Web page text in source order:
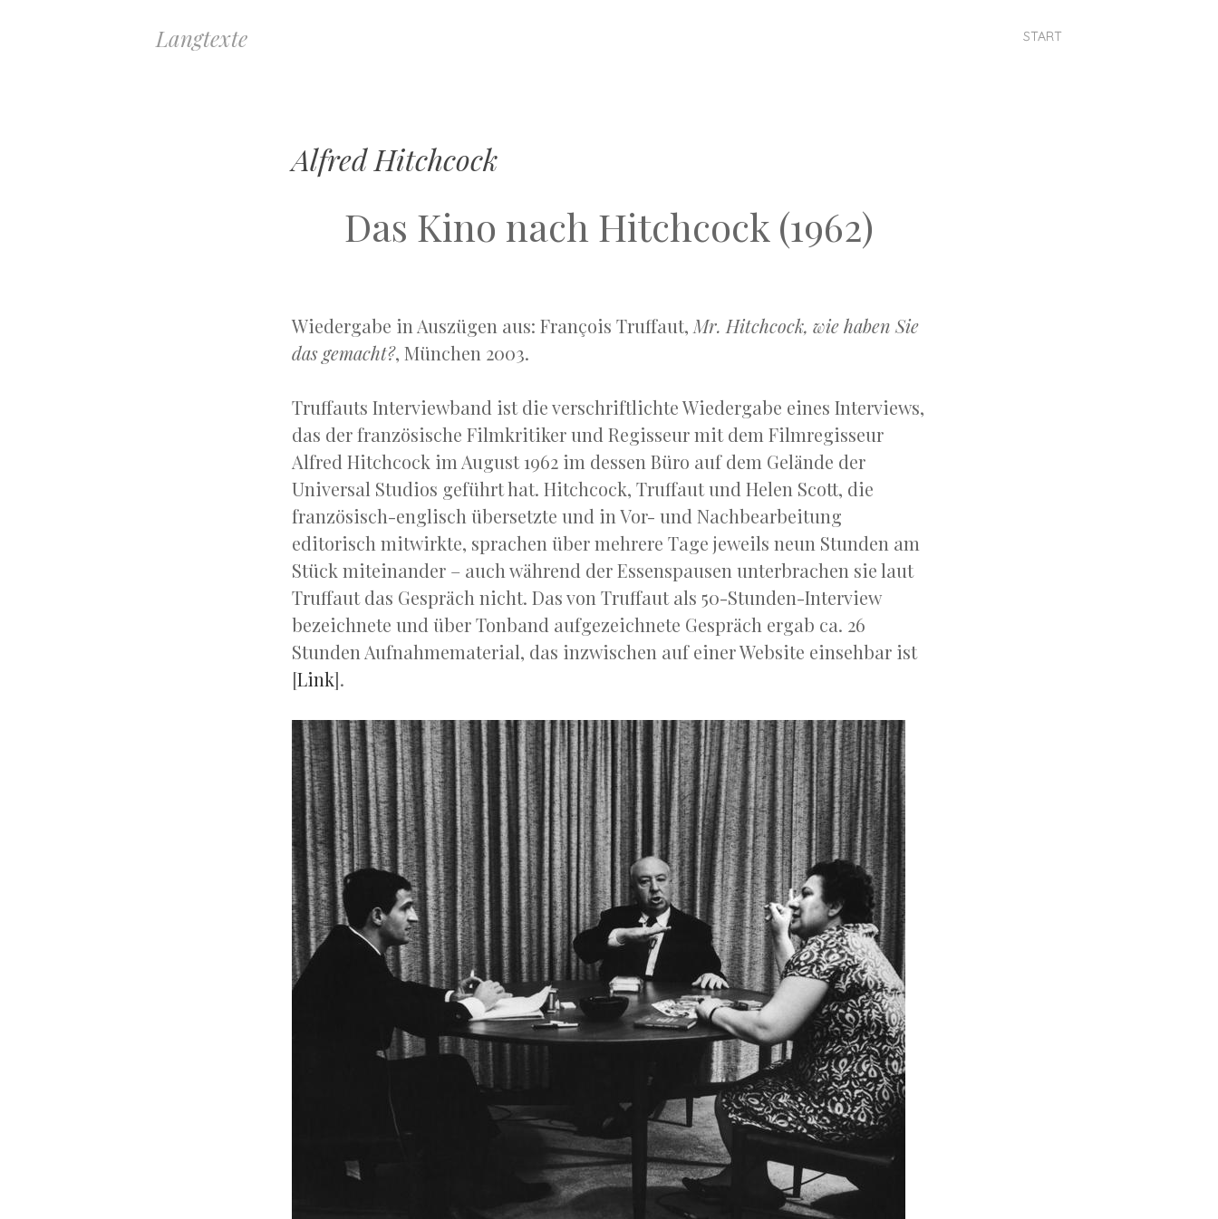
Langtexte START
Alfred Hitchcock
Das Kino nach Hitchcock (1962)
Wiedergabe in Auszügen aus: François Truffaut, Mr. Hitchcock, wie haben Sie
das gemacht?, München 2003.
Truffauts Interviewband ist die verschriftlichte Wiedergabe eines Interviews,
das der französische Filmkritiker und Regisseur mit dem Filmregisseur
Alfred Hitchcock im August 1962 im dessen Büro auf dem Gelände der
Universal Studios geführt hat. Hitchcock, Truffaut und Helen Scott, die
französisch-englisch übersetzte und in Vor- und Nachbearbeitung
editorisch mitwirkte, sprachen über mehrere Tage jeweils neun Stunden am
Stück miteinander – auch während der Essenspausen unterbrachen sie laut
Truffaut das Gespräch nicht. Das von Truffaut als 50-Stunden-Interview
bezeichnete und über Tonband aufgezeichnete Gespräch ergab ca. 26
Stunden Aufnahmematerial, das inzwischen auf einer Website einsehbar ist
[Link].